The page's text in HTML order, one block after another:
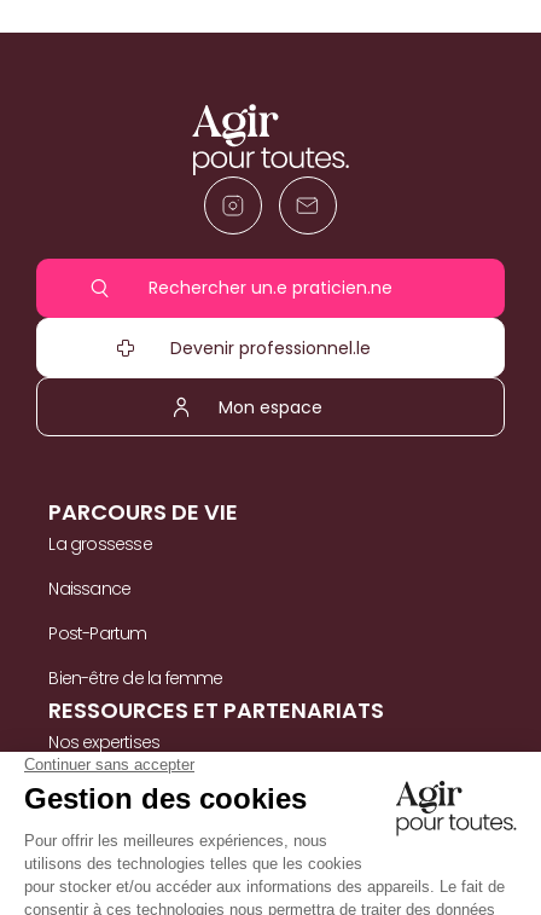
Rechercher un.e praticien.ne
Devenir professionnel.le
Mon espace
PARCOURS DE VIE
La grossesse
Naissance
Post-Partum
Bien-être de la femme
RESSOURCES ET PARTENARIATS
Nos expertises
Nos ressources
Témoignages
Nous contacter
INFORMATIONS